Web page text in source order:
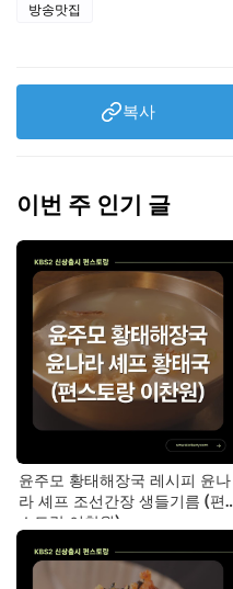
방송맛집
복사
이번 주 인기 글
윤주모 황태해장국 레시피 윤나
라 셰프 조선간장 생들기름 (편
스토랑 이찬원)